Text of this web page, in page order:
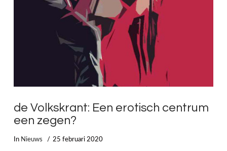
de Volkskrant: Een erotisch centrum
een zegen?
In Nieuws 25 februari 2020